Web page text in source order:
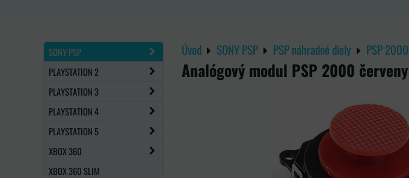
Úvod SONY PSP PSP náhradné diely PSP 2000
Analógový modul PSP 2000 červeny
SONY PSP
PLAYSTATION 2
PLAYSTATION 3
PLAYSTATION 4
PLAYSTATION 5
XBOX 360
XBOX 360 SLIM